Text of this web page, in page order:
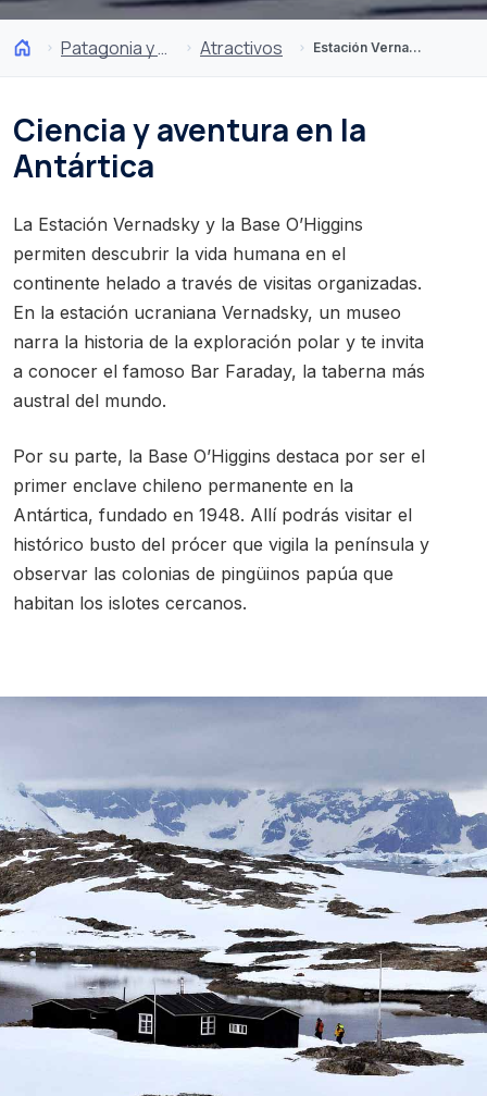
Patagonia y Antártica Atractivos Estación Vernadsky y Base O’Higgins
Ciencia y aventura en la
Antártica
La Estación Vernadsky y la Base O’Higgins
permiten descubrir la vida humana en el
continente helado a través de visitas organizadas.
En la estación ucraniana Vernadsky, un museo
narra la historia de la exploración polar y te invita
a conocer el famoso Bar Faraday, la taberna más
austral del mundo.
Por su parte, la Base O’Higgins destaca por ser el
primer enclave chileno permanente en la
Antártica, fundado en 1948. Allí podrás visitar el
histórico busto del prócer que vigila la península y
observar las colonias de pingüinos papúa que
habitan los islotes cercanos.